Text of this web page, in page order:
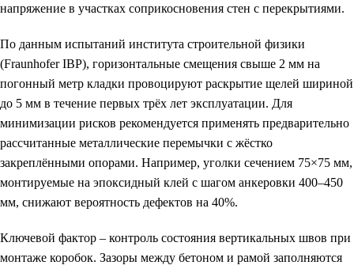
напряжение в участках соприкосновения стен с перекрытиями.
По данным испытаний института строительной физики
(Fraunhofer IBP), горизонтальные смещения свыше 2 мм на
погонный метр кладки провоцируют раскрытие щелей шириной
до 5 мм в течение первых трёх лет эксплуатации. Для
минимизации рисков рекомендуется применять предварительно
рассчитанные металлические перемычки с жёстко
закреплёнными опорами. Например, уголки сечением 75×75 мм,
монтируемые на эпоксидный клей с шагом анкеровки 400–450
мм, снижают вероятность дефектов на 40%.
Ключевой фактор – контроль состояния вертикальных швов при
монтаже коробок. Зазоры между бетоном и рамой заполняются